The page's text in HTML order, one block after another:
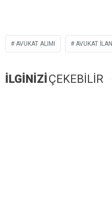
AVUKAT ALIMI AVUKAT ILANI
İLGİNİZİÇEKEBİLİR